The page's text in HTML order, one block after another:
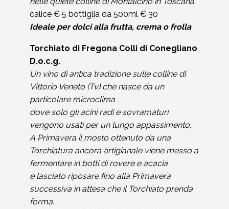
calice € 5 bottiglia da 500ml € 30
Ideale per dolci alla frutta, crema o frolla
Torchiato di Fregona Colli di Conegliano
D.o.c.g.
Un vino di antica tradizione sulle colline di
Vittorio Veneto (Tv) che nasce da un
particolare microclima
dove solo gli acini radi e sovramaturi
vengono usati per un lungo appassimento.
A Primavera il mosto ottenuto da una
Torchiatura ancora artigianale viene messo a
fermentare in botti di rovere e acacia
e lasciato riposare fino alla Primavera
successiva in attesa che il Torchiato prenda
forma.